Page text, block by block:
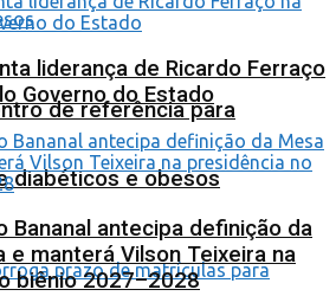
de referência para
diabéticos e obesos
liderança de Ricardo Ferraço
Governo do Estado
Bananal antecipa definição da
e manterá Vilson Teixeira na
biênio 2027–2028